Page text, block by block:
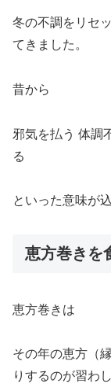
冬の不調をリセ
てきました。
昔から
邪気を払う 体調
る
といった意味が
恵方巻きを
恵方巻きは
その年の恵方（
りするのが習わし